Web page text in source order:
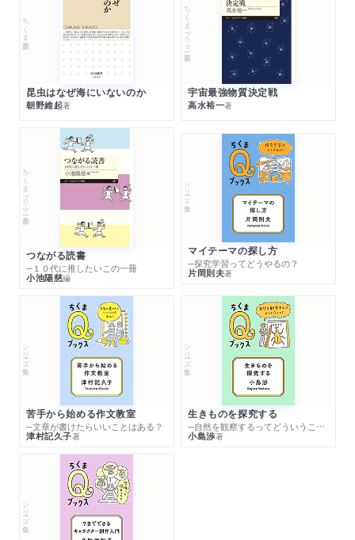
ちくま新書
昆虫はなぜ海にいないのか
朝野維起著
ちくまプリマー新書
宇宙最強物質決定戦
高水裕一著
ちくまプリマー新書
つながる読書
─１０代に推したいこの一冊
小池陽慈編
シリーズ・全集
マイテーマの探し方
─探究学習ってどうやるの？
片岡則夫著
シリーズ・全集
苦手から始める作文教室
─文章が書けたらいいことはある？
津村記久子著
シリーズ・全集
生きものを探究する
─自然を観察するってどういうこと？
小島渉著
シリーズ・全集